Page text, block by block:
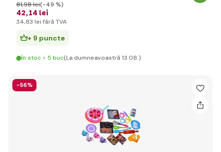
42,14 lei
81,98 lei(-49 %)
34,83 lei fără TVA
+ 9 puncte
În stoc > 5 buc(La dumneavoastră 13.08.)
-56%